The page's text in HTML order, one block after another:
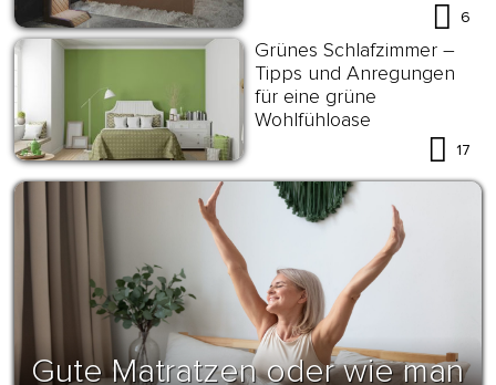
6
Grünes Schlafzimmer –
Tipps und Anregungen
für eine grüne
Wohlfühloase
17
Gute Matratzen oder wie man